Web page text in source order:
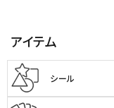
アイテム
シール